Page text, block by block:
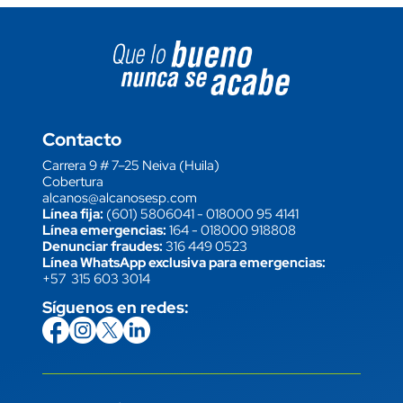
Image block
Contacto
Carrera 9 # 7–25 Neiva (Huila)
Cobertura
alcanos@alcanosesp.com
Línea fija: (601) 5806041-018000 95 4141
Línea emergencias: 164-018000 918808
Denunciar fraudes: 316 449 0523
Línea WhatsApp exclusiva para emergencias:
+57 315 603 3014
Síguenos en redes:
icon
Imagen
link icon
Imagen
link icon
Imagen
link icon
Imagen
link